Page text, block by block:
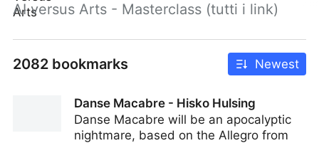
AI versus Arts - Masterclass (tutti i link)
2082 bookmarks Newest
Danse Macabre - Hisko Hulsing
Danse Macabre will be an apocalyptic
nightmare, based on the Allegro from